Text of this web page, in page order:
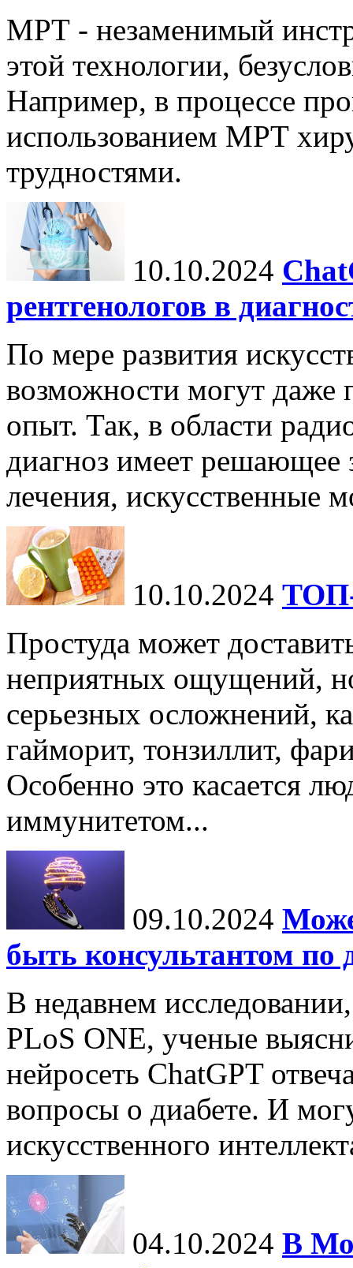
МРТ - незаменимый
этой технологии,
Например, в процессе
использованием МРТ
трудностями.
10.10.2024
рентгенологов в
По мере развития
возможности могут даже
опыт. Так, в области
диагноз имеет решающее
лечения, искусственные
10.10.2024 ТОП-
Простуда может
неприятных ощущений,
серьезных осложнений,
гайморит, тонзиллит,
Особенно это касается
иммунитетом...
09.10.2024
быть консультантом по
В недавнем
PLoS ONE, ученые
нейросеть ChatGPT
вопросы о диабете. И
искусственного
04.10.2024 В